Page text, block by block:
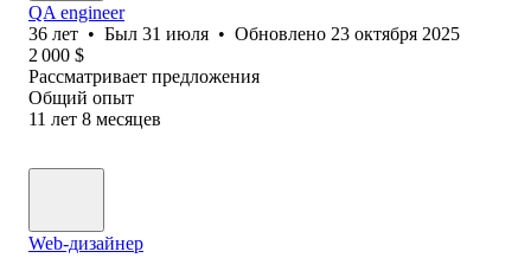
QA engineer
36 лет • Был 31 июля • Обновлено 23 октября 2025
2 000 $
Рассматривает предложения
Общий опыт
11 лет 8 месяцев
Web-дизайнер